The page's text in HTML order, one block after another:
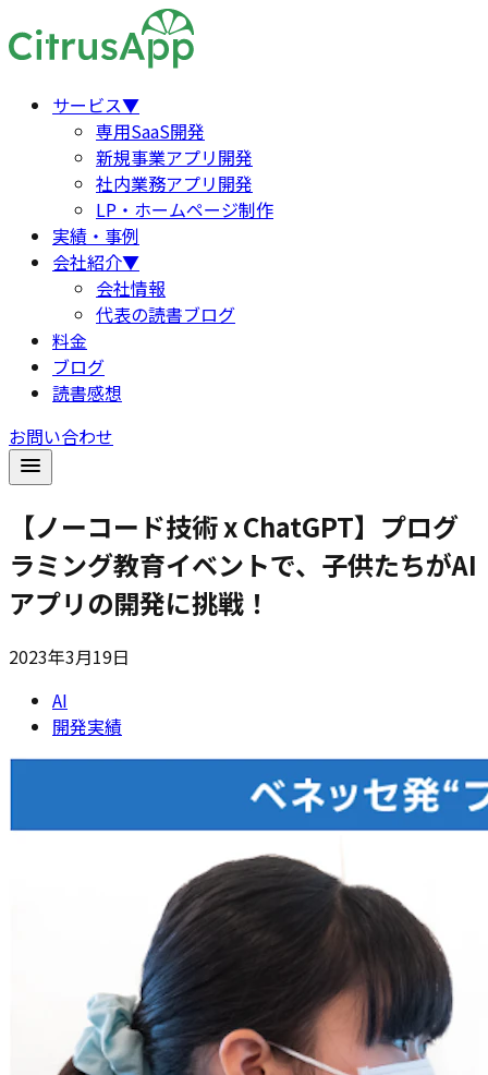
サービス▼
専用SaaS開発
新規事業アプリ開発
社内業務アプリ開発
LP・ホームページ制作
実績・事例
会社紹介▼
会社情報
代表の読書ブログ
料金
ブログ
読書感想
お問い合わせ
【ノーコード技術 x ChatGPT】プログ
ラミング教育イベントで、子供たちがAI
アプリの開発に挑戦！
2023年3月19日
AI
開発実績